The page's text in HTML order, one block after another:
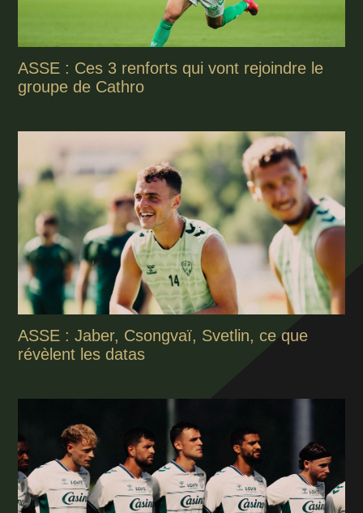
ASSE : Ces 3 renforts qui vont rejoindre le
groupe de Cathro
ASSE : Jaber, Csongvaï, Svetlin, ce que
révèlent les datas